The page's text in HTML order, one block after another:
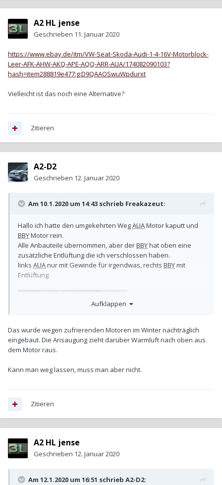
A2 HL jense
Geschrieben 11. Januar 2020
https://www.ebay.de/itm/VW-Seat-Skoda-Audi-1-4-16V-Motorblock-
Leer-AFK-AHW-AKQ-APE-AQQ-ARR-AUA/174082090103?
hash=item288819e477:g:D9QAAOSwuWpdurxt
Vielleicht ist das noch eine Alternative?
Zitieren
A2-D2
Geschrieben 12. Januar 2020
Am 10.1.2020 um 14:43 schrieb Freakazeut:
Hallo ich hatte den umgekehrten WegAUAMotor kaputt und
BBYMotor rein.
Alle Anbauteile übernommen, aber derBBYhat oben eine
zusätzliche Entlüftung die ich verschlossen haben.
links AUAnur mit Gewinde für irgendwas, rechts BBYmit
Entlüftung.
Aufklappen
Das wurde wegen zufrierenden Motoren im Winter nachträglich
eingebaut. Die Ansaugung zieht darüber Warmluft nach oben aus
dem Motor raus.
Kann man weg lassen, muss man aber nicht.
Zitieren
A2 HL jense
Geschrieben 12. Januar 2020
Am 12.1.2020 um 16:51 schrieb A2-D2: